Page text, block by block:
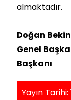
almaktadır.
Doğan Bekin
Genel
Başkanı
Yayın Tarihi: